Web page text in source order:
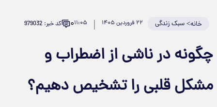
خانه>سبک زندگی ۲۲ فروردین ۱۴۰۵ ۱۱:۰۵۰ کد خبر: 979032
در ناشی از اضطراب و
قلبی را تشخیص دهیم؟